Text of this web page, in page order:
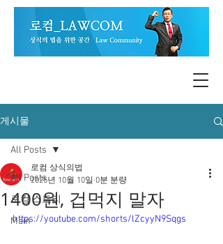
게시물
All Posts
로컴 스토리
Main
All Posts
1400원, 겁먹지 말자
로컴 상식의법
2025년 10월 10일 0분 분량
https://youtube.com/shorts/lZcyyN9Sqgs